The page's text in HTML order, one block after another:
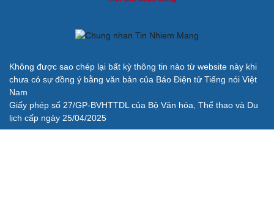
Không được sao chép lại bất kỳ thông tin nào từ website này khi
chưa có sự đồng ý bằng văn bản của Báo Điện tử Tiếng nói Việt
Nam
Giấy phép số 27/GP-BVHTTDL của Bộ Văn hóa, Thể thao và Du
lịch cấp ngày 25/04/2025